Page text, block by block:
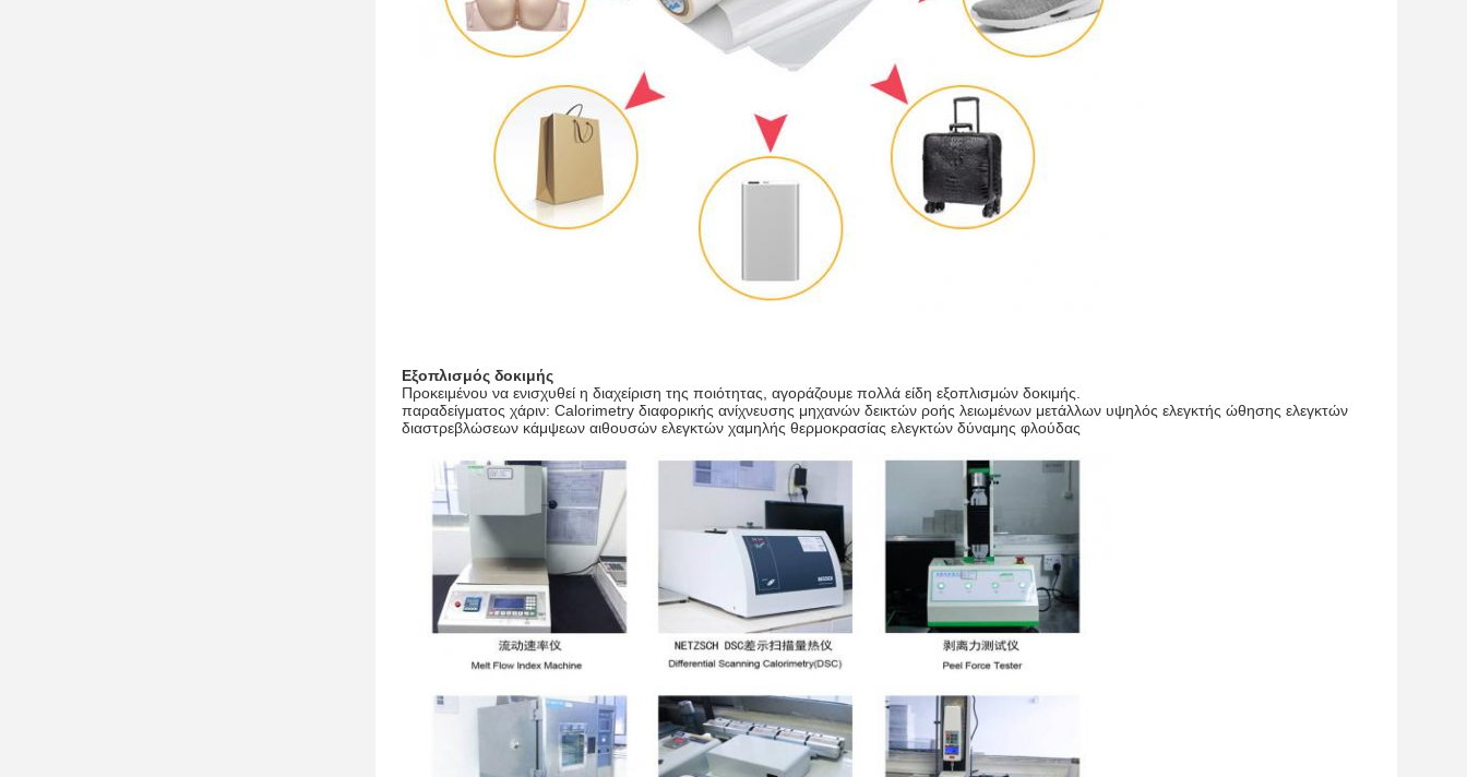
Εξοπλισμός δοκιμής
Προκειμένου να ενισχυθεί η διαχείριση της ποιότητας, αγοράζουμε πολλά είδη εξοπλισμών δοκιμής.
παραδείγματος χάριν: Calorimetry διαφορικής ανίχνευσης μηχανών δεικτών ροής λειωμένων μετάλλων υψηλός ελεγκτής ώθησης ελεγκτών
διαστρεβλώσεων κάμψεων αιθουσών ελεγκτών χαμηλής θερμοκρασίας ελεγκτών δύναμης φλούδας